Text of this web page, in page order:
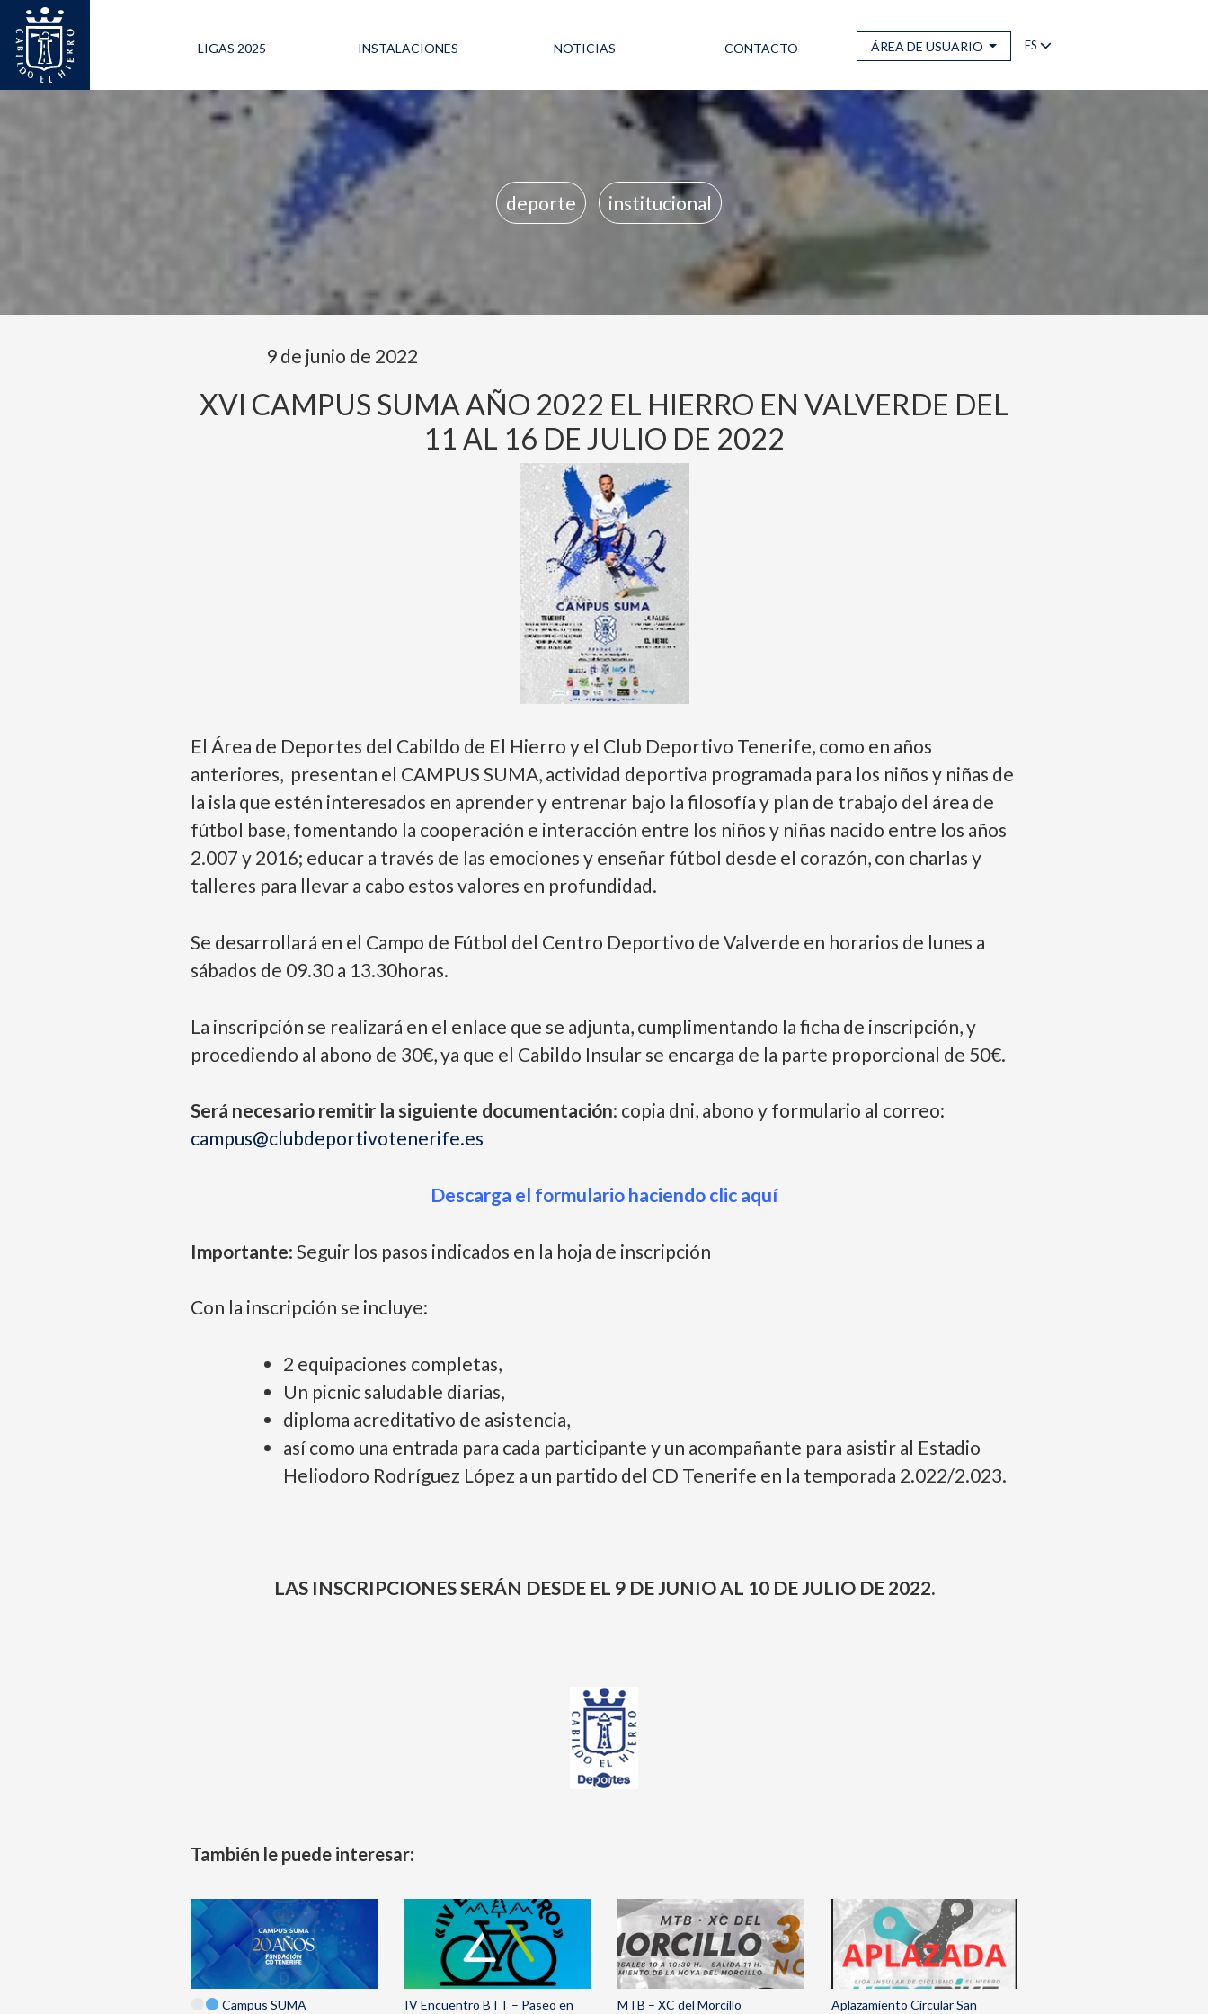
LIGAS 2025 INSTALACIONES NOTICIAS CONTACTO ÁREA DE USUARIO ES
deporte institucional
9 de junio de 2022
XVI CAMPUS SUMA AÑO 2022 EL HIERRO EN VALVERDE DEL
11 AL 16 DE JULIO DE 2022
El Área de Deportes del Cabildo de El Hierro y el Club Deportivo Tenerife, como en años
anteriores, presentan el CAMPUS SUMA, actividad deportiva programada para los niños y niñas de
la isla que estén interesados en aprender y entrenar bajo la filosofía y plan de trabajo del área de
fútbol base, fomentando la cooperación e interacción entre los niños y niñas nacido entre los años
2.007 y 2016; educar a través de las emociones y enseñar fútbol desde el corazón, con charlas y
talleres para llevar a cabo estos valores en profundidad.
Se desarrollará en el Campo de Fútbol del Centro Deportivo de Valverde en horarios de lunes a
sábados de 09.30 a 13.30horas.
La inscripción se realizará en el enlace que se adjunta, cumplimentando la ficha de inscripción, y
procediendo al abono de 30€, ya que el Cabildo Insular se encarga de la parte proporcional de 50€.
Será necesario remitir la siguiente documentación: copia dni, abono y formulario al correo:
campus@clubdeportivotenerife.es
Descarga el formulario haciendo clic aquí
Importante: Seguir los pasos indicados en la hoja de inscripción
Con la inscripción se incluye:
2 equipaciones completas,
Un picnic saludable diarias,
diploma acreditativo de asistencia,
así como una entrada para cada participante y un acompañante para asistir al Estadio
Heliodoro Rodríguez López a un partido del CD Tenerife en la temporada 2.022/2.023.
LAS INSCRIPCIONES SERÁN DESDE EL 9 DE JUNIO AL 10 DE JULIO DE 2022.
También le puede interesar:
Campus SUMA IV Encuentro BTT – Paseo en MTB – XC del Morcillo Aplazamiento Circular San